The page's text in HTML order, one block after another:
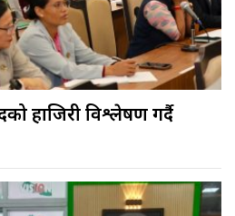
हाजिरी विश्लेषण गर्दै